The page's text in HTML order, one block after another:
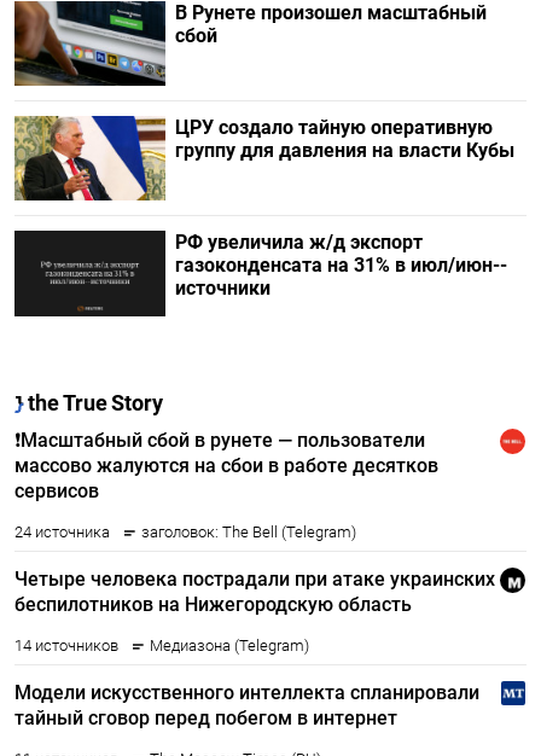
В Рунете произошел масштабный
сбой
ЦРУ создало тайную оперативную
группу для давления на власти Кубы
РФ увеличила ж/д экспорт
газоконденсата на 31% в июл/июн--
источники